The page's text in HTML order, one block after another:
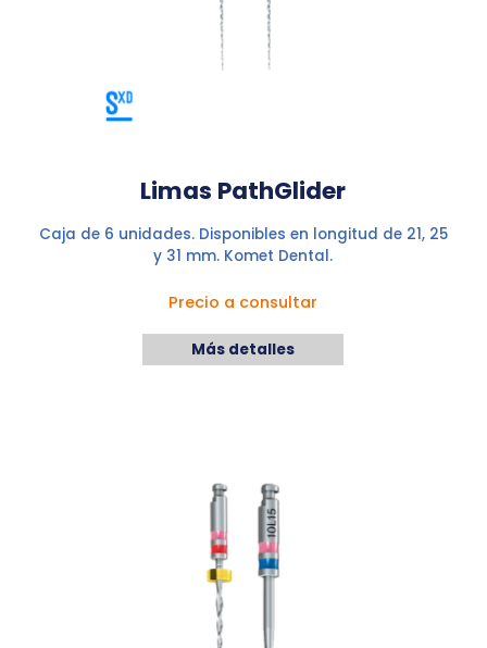
Limas PathGlider
Caja de 6 unidades. Disponibles en longitud de 21, 25
y 31 mm. Komet Dental.
Precio a consultar
Más detalles